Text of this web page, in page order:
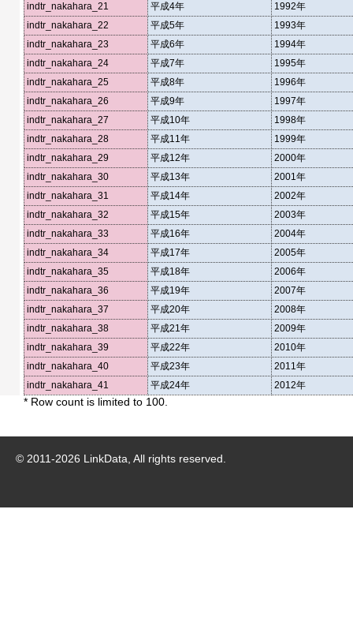
indtr_nakahara_21
平成4年
1992年
indtr_nakahara_22
平成5年
1993年
indtr_nakahara_23
平成6年
1994年
indtr_nakahara_24
平成7年
1995年
indtr_nakahara_25
平成8年
1996年
indtr_nakahara_26
平成9年
1997年
indtr_nakahara_27
平成10年
1998年
indtr_nakahara_28
平成11年
1999年
indtr_nakahara_29
平成12年
2000年
indtr_nakahara_30
平成13年
2001年
indtr_nakahara_31
平成14年
2002年
indtr_nakahara_32
平成15年
2003年
indtr_nakahara_33
平成16年
2004年
indtr_nakahara_34
平成17年
2005年
indtr_nakahara_35
平成18年
2006年
indtr_nakahara_36
平成19年
2007年
indtr_nakahara_37
平成20年
2008年
indtr_nakahara_38
平成21年
2009年
indtr_nakahara_39
平成22年
2010年
indtr_nakahara_40
平成23年
2011年
indtr_nakahara_41
平成24年 2012年
* Row count is limited to 100.
© 2011-2026 LinkData, All rights reserved.